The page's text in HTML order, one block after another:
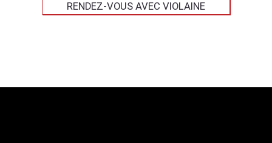
RENDEZ-VOUS AVEC VIOLAINE